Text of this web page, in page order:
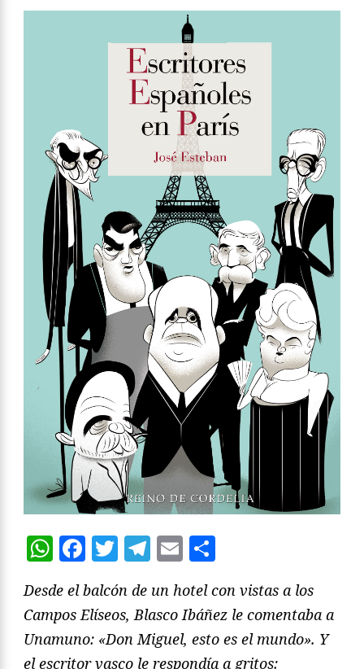
WhatsApp
Facebook
Twitter
Telegram
Email
Desde el balcón de un hotel con vistas a los
Campos Elíseos, Blasco Ibáñez le comentaba a
Unamuno: «Don Miguel, esto es el mundo». Y
el escritor vasco le respondía a gritos: